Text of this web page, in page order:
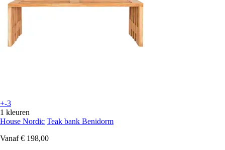
+-3
1 kleuren
House Nordic Teak bank Benidorm
Vanaf € 198,00